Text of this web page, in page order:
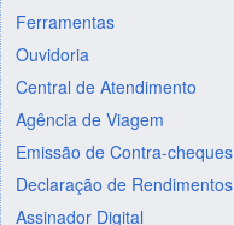
Ferramentas
Ouvidoria
Central de Atendimento
Agência de Viagem
Emissão de Contra-cheques
Declaração de Rendimentos
Assinador Digital